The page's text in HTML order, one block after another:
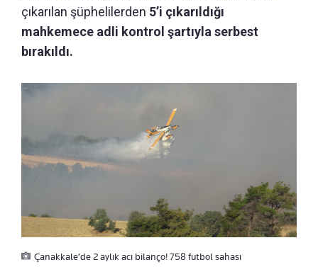
çıkarılan şüphelilerden 5’i çıkarıldığı
mahkemece adli kontrol şartıyla serbest
bırakıldı.
Çanakkale’de 2 aylık acı bilanço! 758 futbol sahası